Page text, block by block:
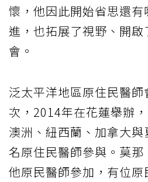
懷，他因此開始省思還
進，也拓展了視野、開
會。
泛太平洋地區原住民醫
次，2014年在花蓮舉辦
澳洲、紐西蘭、加拿大
名原住民醫師參與。莫
他原民醫師參加，有位原